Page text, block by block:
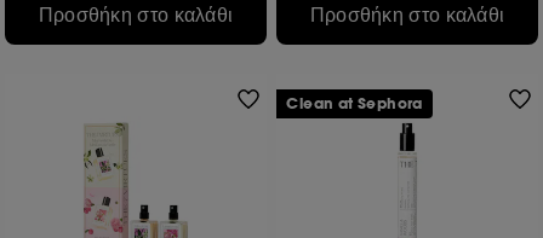
Προσθήκη στο καλάθι Προσθήκη στο καλάθι
Clean at Sephora